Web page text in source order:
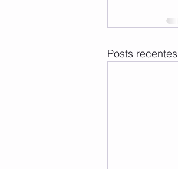
Posts recentes